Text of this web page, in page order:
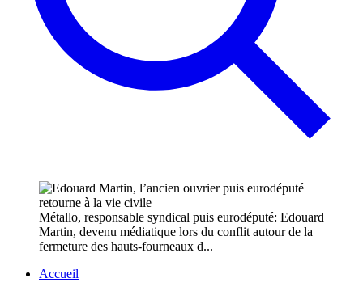
Métallo, responsable syndical puis eurodéputé: Edouard
Martin, devenu médiatique lors du conflit autour de la
fermeture des hauts-fourneaux d...
Accueil